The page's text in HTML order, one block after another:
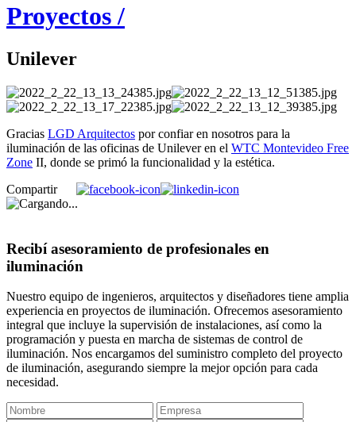
Proyectos /
Unilever
Gracias LGD Arquitectos por confiar en nosotros para la
iluminación de las oficinas de Unilever en el WTC Montevideo Free
Zone II, donde se primó la funcionalidad y la estética.
Compartir
Recibí asesoramiento de profesionales en
iluminación
Nuestro equipo de ingenieros, arquitectos y diseñadores tiene amplia
experiencia en proyectos de iluminación. Ofrecemos asesoramiento
integral que incluye la supervisión de instalaciones, así como la
programación y puesta en marcha de sistemas de control de
iluminación. Nos encargamos del suministro completo del proyecto
de iluminación, asegurando siempre la mejor opción para cada
necesidad.